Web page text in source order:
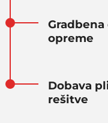
opreme
Dobava
rešitve